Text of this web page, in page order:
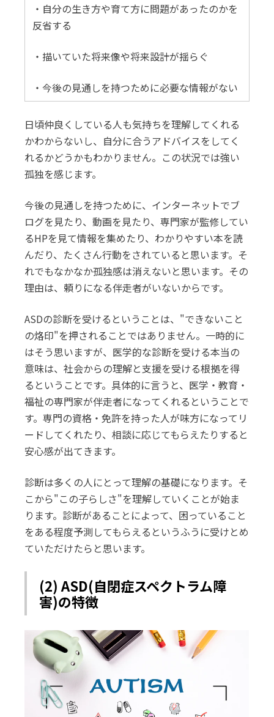
・自分の生き方や育て方に問題があったのかを
反省する
・描いていた将来像や将来設計が揺らぐ
・今後の見通しを持つために必要な情報がない
日頃仲良くしている人も気持ちを理解してくれる
かわからないし、自分に合うアドバイスをしてく
れるかどうかもわかりません。この状況では強い
孤独を感じます。
今後の見通しを持つために、インターネットでブ
ログを見たり、動画を見たり、専門家が監修してい
るHPを見て情報を集めたり、わかりやすい本を読
んだり、たくさん行動をされていると思います。そ
れでもなかなか孤独感は消えないと思います。その
理由は、頼りになる伴走者がいないからです。
ASDの診断を受けるということは、"できないこと
の烙印"を押されることではありません。一時的に
はそう思いますが、医学的な診断を受ける本当の
意味は、社会からの理解と支援を受ける根拠を得
るということです。具体的に言うと、医学・教育・
福祉の専門家が伴走者になってくれるということで
す。専門の資格・免許を持った人が味方になってリ
ードしてくれたり、相談に応じてもらえたりすると
安心感が出てきます。
診断は多くの人にとって理解の基礎になります。そ
こから"この子らしさ"を理解していくことが始ま
ります。診断があることによって、困っていること
をある程度予測してもらえるというふうに受けとめ
ていただけたらと思います。
(2) ASD(自閉症スペクトラム障
害)の特徴